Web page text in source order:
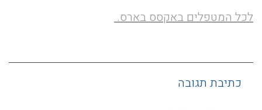
לכל המטפלים באקסס בארס.
כתיבת תגובה